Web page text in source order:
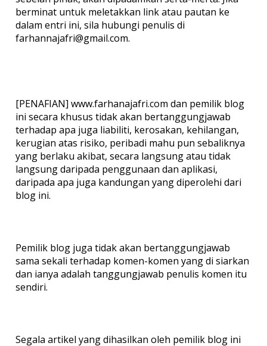
berminat untuk meletakkan link atau pautan ke
dalam entri ini, sila hubungi penulis di
farhannajafri@gmail.com.
[PENAFIAN] www.farhanajafri.com dan pemilik blog
ini secara khusus tidak akan bertanggungjawab
terhadap apa juga liabiliti, kerosakan, kehilangan,
kerugian atas risiko, peribadi mahu pun sebaliknya
yang berlaku akibat, secara langsung atau tidak
langsung daripada penggunaan dan aplikasi,
daripada apa juga kandungan yang diperolehi dari
blog ini.
Pemilik blog juga tidak akan bertanggungjawab
sama sekali terhadap komen-komen yang di siarkan
dan ianya adalah tanggungjawab penulis komen itu
sendiri.
Segala artikel yang dihasilkan oleh pemilik blog ini